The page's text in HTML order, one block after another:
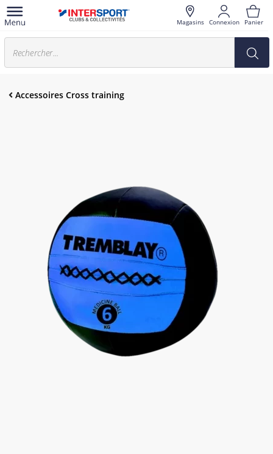
Magasins Connexion Panier
Accessoires Cross training